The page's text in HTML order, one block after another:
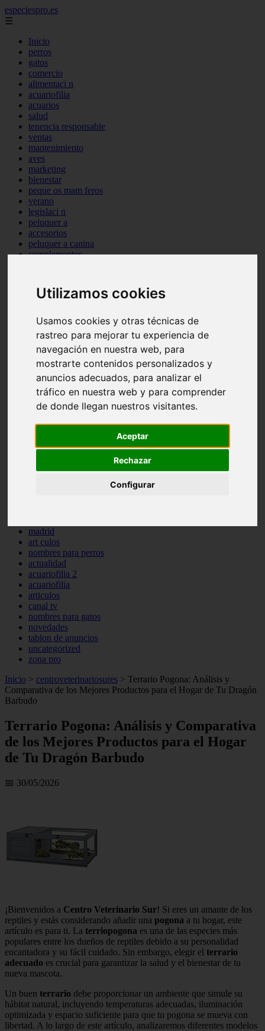
Utilizamos cookies
Usamos cookies y otras técnicas de
rastreo para mejorar tu experiencia de
navegación en nuestra web, para
mostrarte contenidos personalizados y
anuncios adecuados, para analizar el
tráfico en nuestra web y para comprender
de donde llegan nuestros visitantes.
Aceptar
Rechazar
Configurar
especiespro.es
☰
Inicio
perros
gatos
comercio
alimentaci n
acuariofilia
acuarios
salud
tenencia responsable
ventas
mantenimiento
aves
marketing
bienestar
peque os mam feros
verano
legislaci n
peluquer a
accesorios
peluquer a canina
complementos
protagonistas
reptiles
adopci n
higiene
snacks
acuario
comercios
estanques
viajar
cr a
especies invasoras
madrid
art culos
nombres para perros
actualidad
acuariofilia 2
acuariofilia
articulos
canal tv
nombres para gatos
novedades
tablon de anuncios
uncategorized
zona pro
Inicio > centroveterinariosures > Terrario Pogona: Análisis y
Comparativa de los Mejores Productos para el Hogar de Tu Dragón
Barbudo
Terrario Pogona: Análisis y Comparativa
de los Mejores Productos para el Hogar
de Tu Dragón Barbudo
📅 30/05/2026
¡Bienvenidos a Centro Veterinario Sur! Si eres un amante de los
reptiles y estás considerando añadir una pogona a tu hogar, este
artículo es para ti. La terriopogona es una de las especies más
populares entre los dueños de reptiles debido a su personalidad
encantadora y su fácil cuidado. Sin embargo, elegir el terrario
adecuado es crucial para garantizar la salud y el bienestar de tu
nueva mascota.
Un buen terrario debe proporcionar un ambiente que simule su
hábitat natural, incluyendo temperaturas adecuadas, iluminación
optimizada y espacio suficiente para que tu pogona se mueva con
libertad. A lo largo de este artículo, analizaremos diferentes modelos